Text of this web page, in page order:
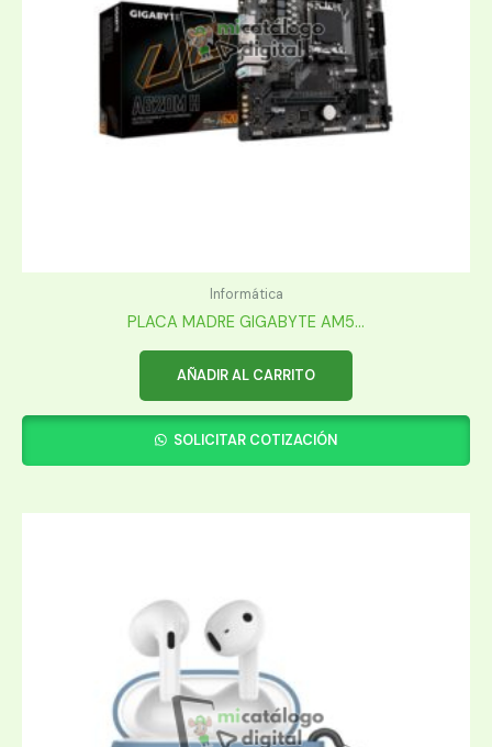
Informática
PLACA MADRE GIGABYTE AM5...
AÑADIR AL CARRITO
SOLICITAR COTIZACIÓN